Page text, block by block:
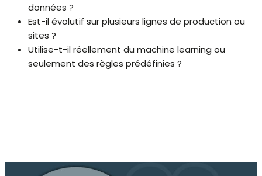
données ?
Est-il évolutif sur plusieurs lignes de production ou
sites ?
Utilise-t-il réellement du machine learning ou
seulement des règles prédéfinies ?